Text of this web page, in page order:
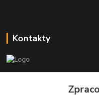
Kontakty